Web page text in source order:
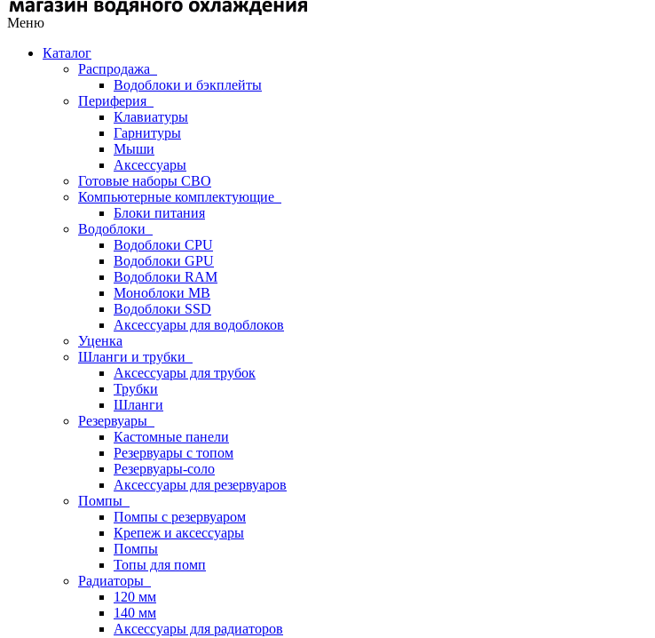
Меню
Каталог
Распродажа
Водоблоки и бэкплейты
Периферия
Клавиатуры
Гарнитуры
Мыши
Аксессуары
Готовые наборы СВО
Компьютерные комплектующие
Блоки питания
Водоблоки
Водоблоки CPU
Водоблоки GPU
Водоблоки RAM
Моноблоки MB
Водоблоки SSD
Аксессуары для водоблоков
Уценка
Шланги и трубки
Аксессуары для трубок
Трубки
Шланги
Резервуары
Кастомные панели
Резервуары с топом
Резервуары-соло
Аксессуары для резервуаров
Помпы
Помпы с резервуаром
Крепеж и аксессуары
Помпы
Топы для помп
Радиаторы
120 мм
140 мм
Аксессуары для радиаторов